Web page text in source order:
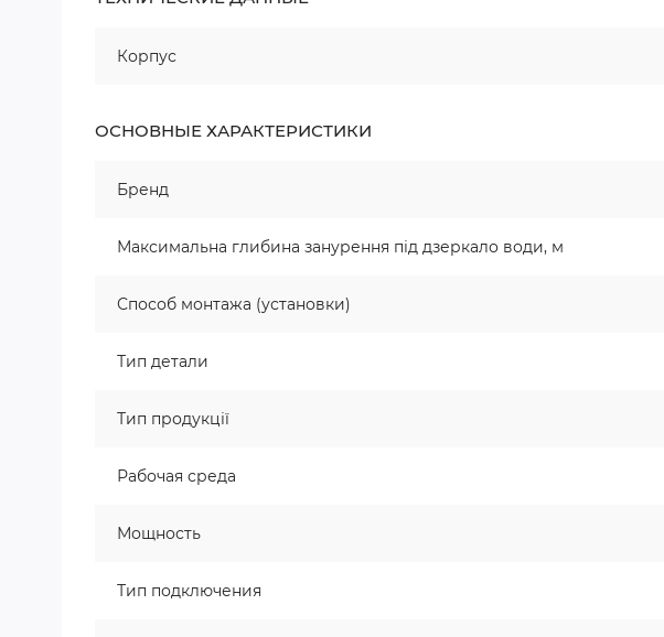
Корпус
ОСНОВНЫЕ ХАРАКТЕРИСТИКИ
Бренд
Максимальна глибина занурення під дзеркало води, м
Способ монтажа (установки)
Тип детали
Тип продукції
Рабочая среда
Мощность
Тип подключения